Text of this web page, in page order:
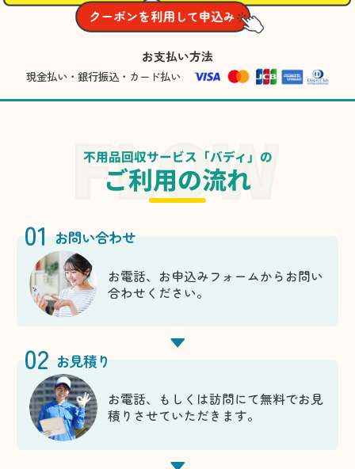
お支払い方法
現金払い・銀行振込・カード払い
不用品回収サービス「バディ」の
ご利用の流れ
01 お問い合わせ
お電話、お申込みフォームからお問い
合わせください。
02 お見積り
お電話、もしくは訪問にて無料でお見
積りさせていただきます。